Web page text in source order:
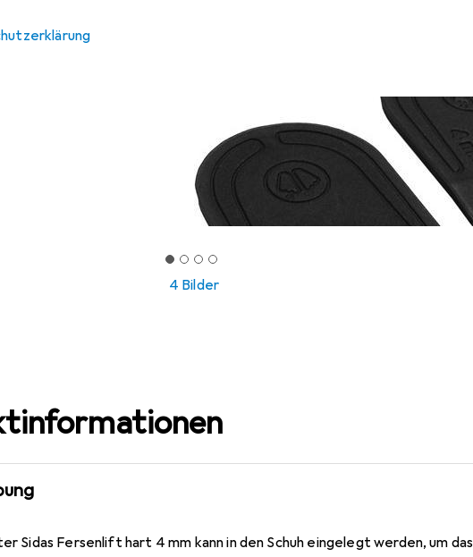
4 Bilder
Sidas Fersenlift hart 4 mm kann in den Schuh eingelegt werden, um